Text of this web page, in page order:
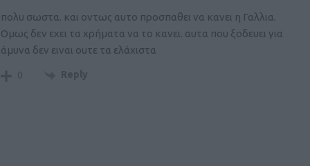
πολυ σωστα. και οντως αυτο προσπαθει να κανει η Γαλλια.
Ομως δεν εχει τα χρήματα να το κανει. αυτα που ξοδευει για
άμυνα δεν ειναι ουτε τα ελάχιστα
0 Reply